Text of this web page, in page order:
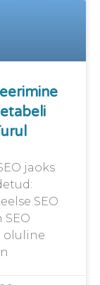
jaoks
SEO
SEO
oluline